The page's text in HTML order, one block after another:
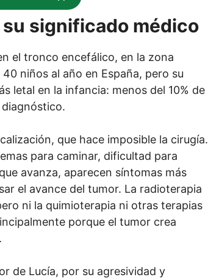
significado médico
el tronco encefálico, en la zona
niños al año en España, pero su
letal en la infancia: menos del 10% de
que hace imposible la cirugía.
para caminar, dificultad para
avanza, aparecen síntomas más
el avance del tumor. La radioterapia
ni la quimioterapia ni otras terapias
porque el tumor crea
de Lucía, por su agresividad y